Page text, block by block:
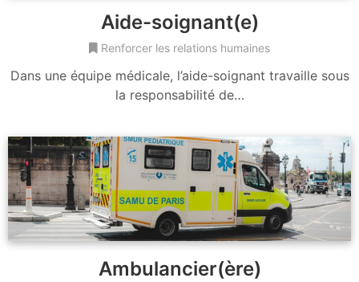
Aide-soignant(e)
Renforcer les relations humaines
Dans une équipe médicale, l’aide-soignant travaille sous
la responsabilité de…
Ambulancier(ère)